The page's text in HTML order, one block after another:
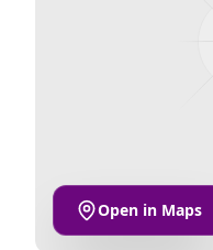
Open in Maps